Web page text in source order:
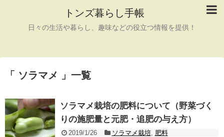
トンズ暮らし手帳
日々の生活や暮らし、趣味などの役立つ情報を提供！
「 ソラマメ 」一覧
ソラマメ栽培の肥料について（野菜づく
りの施肥量と元肥・追肥の与え方）
2019/1/26 ソラマメ栽培,
肥料